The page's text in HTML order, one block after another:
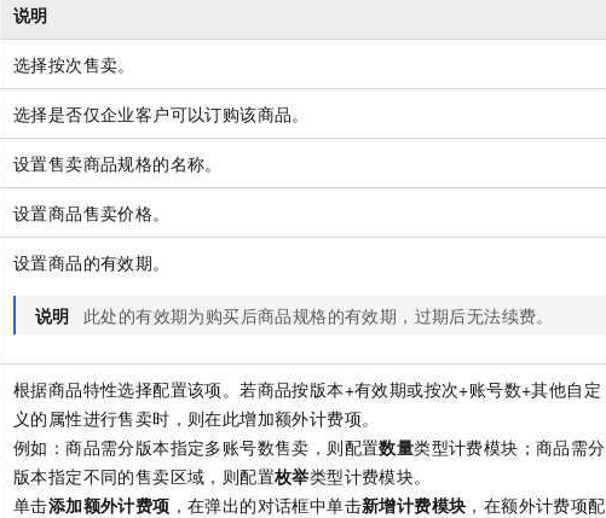
说明
选择按次售卖。
选择是否仅企业客户可以订购该商品。
设置售卖商品规格的名称。
设置商品售卖价格。
设置商品的有效期。
说明 此处的有效期为购买后商品规格的有效期，过期后无法续费。
根据商品特性选择配置该项。若商品按版本+有效期或按次+账号数+其他自定
义的属性进行售卖时，则在此增加额外计费项。
例如：商品需分版本指定多账号数售卖，则配置数量类型计费模块；商品需分
版本指定不同的售卖区域，则配置枚举类型计费模块。
单击添加额外计费项 ，在弹出的对话框中单击新增计费模块 ，在额外计费项配